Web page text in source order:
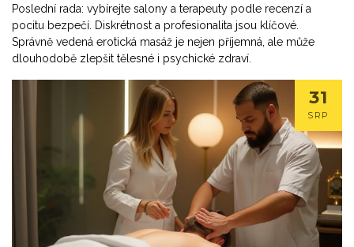
Poslední rada: vybírejte salony a terapeuty podle recenzí a
pocitu bezpečí. Diskrétnost a profesionalita jsou klíčové.
Správně vedená erotická masáž je nejen příjemná, ale může
dlouhodobě zlepšit tělesné i psychické zdraví.
31
SRP